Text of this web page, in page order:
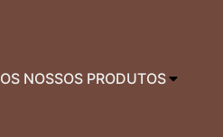
OS NOSSOS PRODUTOS